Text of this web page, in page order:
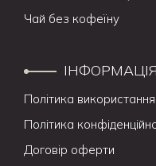
Чай без кофеїну
ІНФОРМАЦІЯ
Політика
Політика
Договір оферти